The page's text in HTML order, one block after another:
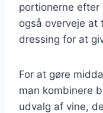
portionerne
også overveje
dressing for at
For at gøre
man kombinere
udvalg af vine,